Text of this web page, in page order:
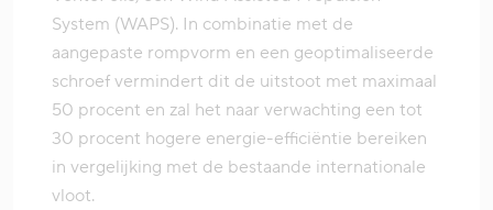
System (WAPS). In combinatie met de
aangepaste rompvorm en een geoptimaliseerde
schroef vermindert dit de uitstoot met maximaal
50 procent en zal het naar verwachting een tot
30 procent hogere energie-efficiëntie bereiken
in vergelijking met de bestaande internationale
vloot.